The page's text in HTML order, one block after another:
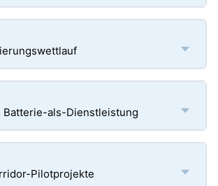
Batterie-als-Dienstleistung
Pilotprojekte